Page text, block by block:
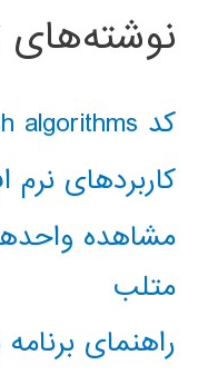
نوشته‌های
کد classical AI search algorithms
کاربردهای نرم
مشاهده
متلب
راهنمای